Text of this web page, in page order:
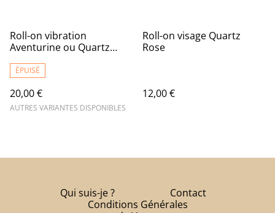
Roll-on vibration
Aventurine ou Quartz
ÉPUISÉ
20,00 €
AUTRES VARIANTES DISPONIBLES
Roll-on visage Quartz
Rose
12,00 €
Qui suis-je ?
Contact
Conditions Générales